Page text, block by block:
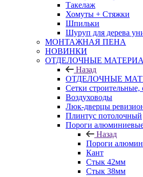
Такелаж
Хомуты + Стяжки
Шпильки
Шуруп для дерева
МОНТАЖНАЯ ПЕНА
НОВИНКИ
ОТДЕЛОЧНЫЕ
Назад
ОТДЕЛОЧНЫЕ
Сетки строительные,
Воздуховоды
Люк-дверцы
Плинтус потолочный
Пороги
Назад
Пороги
Кант
Стык 42мм
Стык 38мм